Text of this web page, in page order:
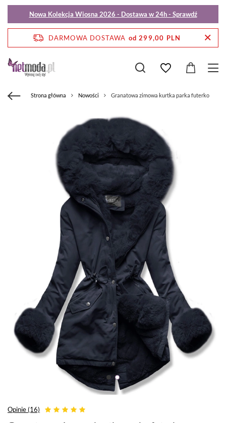
Nowa Kolekcja Wiosna 2026 - Dostawa w 24h - Sprawdź
DARMOWA DOSTAWA od 299,00 PLN
Strona główna Nowości Granatowa zimowa kurtka parka futerko
Opinie (16)